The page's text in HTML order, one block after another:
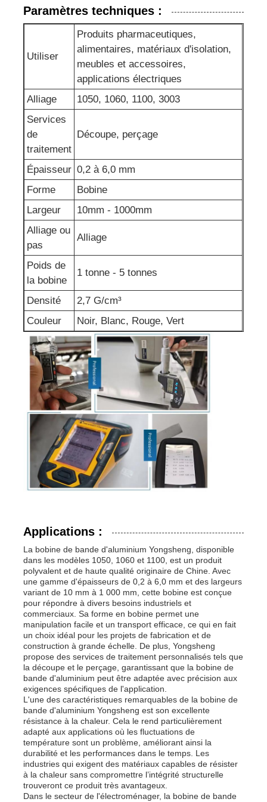
Paramètres techniques :
Utiliser
Produits pharmaceutiques,
alimentaires, matériaux d'isolation,
meubles et accessoires,
applications électriques
Alliage
1050, 1060, 1100, 3003
Services
de
traitement
Découpe, perçage
Épaisseur 0,2 à 6,0 mm
Forme
Bobine
Largeur
10mm - 1000mm
Alliage ou
pas
Alliage
Poids de
la bobine
1 tonne - 5 tonnes
Densité
2,7 G/cm³
Couleur
Noir, Blanc, Rouge, Vert
Applications :
La bobine de bande d'aluminium Yongsheng, disponible
dans les modèles 1050, 1060 et 1100, est un produit
polyvalent et de haute qualité originaire de Chine. Avec
une gamme d'épaisseurs de 0,2 à 6,0 mm et des largeurs
variant de 10 mm à 1 000 mm, cette bobine est conçue
pour répondre à divers besoins industriels et
commerciaux. Sa forme en bobine permet une
manipulation facile et un transport efficace, ce qui en fait
un choix idéal pour les projets de fabrication et de
construction à grande échelle. De plus, Yongsheng
propose des services de traitement personnalisés tels que
la découpe et le perçage, garantissant que la bobine de
bande d'aluminium peut être adaptée avec précision aux
exigences spécifiques de l'application.
L'une des caractéristiques remarquables de la bobine de
bande d'aluminium Yongsheng est son excellente
résistance à la chaleur. Cela le rend particulièrement
adapté aux applications où les fluctuations de
température sont un problème, améliorant ainsi la
durabilité et les performances dans le temps. Les
industries qui exigent des matériaux capables de résister
à la chaleur sans compromettre l’intégrité structurelle
trouveront ce produit très avantageux.
Dans le secteur de l'électroménager, la bobine de bande